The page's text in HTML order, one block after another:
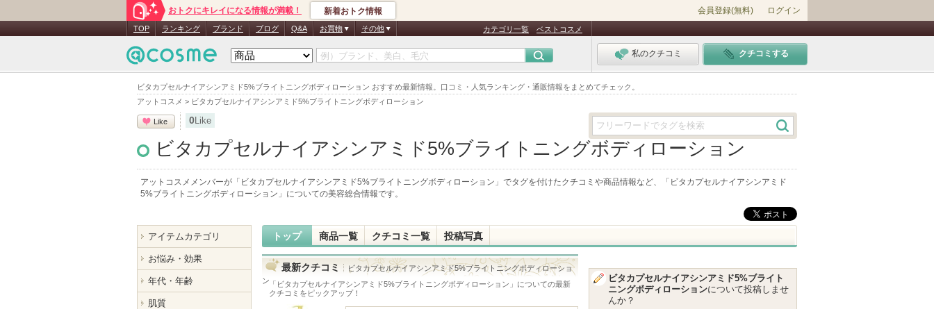
ビタカプセルナイアシンアミド5%ブライトニングボディローション おすすめ最新情報。口コミ・人気ランキング・通販情報をまとめてチェック。
アットコスメ > ビタカプセルナイアシンアミド5%ブライトニングボディローション
おトクにキレイになる情報が満載！ 新着おトク情報 会員登録(無料) ログイン
TOP ランキング ブランド ブログ Q&A お買物 その他 カテゴリ一覧 ベストコスメ
私のクチコミ クチコミする
Like 0Like
ビタカプセルナイアシンアミド5%ブライトニングボディローション
アットコスメメンバーが「 ビタカプセルナイアシンアミド5%ブライトニングボディローション 」でタグを付けたクチコミや商品情報など、「 ビタカプセルナイアシンアミド
5%ブライトニングボディローション 」についての美容総合情報です。
トップ 商品一覧 クチコミ一覧 投稿写真
最新クチコミ
ビタカプセルナイアシンアミド5%ブライトニングボディローショ
ン 「 ビタカプセルナイアシンアミド5%ブライトニングボディローション 」についての最新
クチコミをピックアップ！
ビタカプセルナイアシンアミド5%ブライト
ニングボディローションについて投稿しませ
んか？
アイテムカテゴリ
お悩み・効果
年代・年齢
肌質